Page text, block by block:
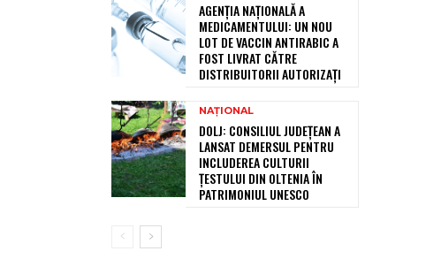
AGENȚIA NAȚIONALĂ A
MEDICAMENTULUI: UN NOU
LOT DE VACCIN ANTIRABIC A
FOST LIVRAT CĂTRE
DISTRIBUITORII AUTORIZAȚI
NAȚIONAL
DOLJ: CONSILIUL JUDEȚEAN A
LANSAT DEMERSUL PENTRU
INCLUDEREA CULTURII
ȚESTULUI DIN OLTENIA ÎN
PATRIMONIUL UNESCO